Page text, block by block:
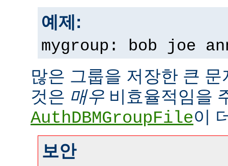
예제:
mygroup: bob joe
많은 그룹을 저장한 큰
것은 매우 비효율적임을
AuthDBMGroupFile이
보안